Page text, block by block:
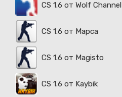
CS 1.6 от Wolf Channel
CS 1.6 от Марса
CS 1.6 от Magisto
CS 1.6 от Kaybik